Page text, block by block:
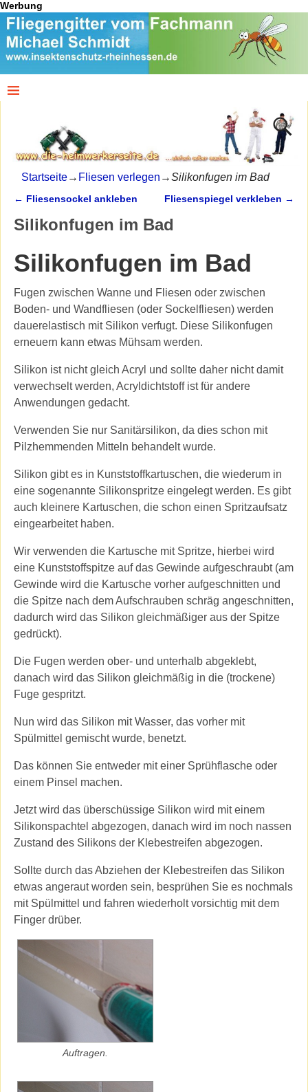
Werbung
Startseite→ Fliesen verlegen →Silikonfugen im Bad
← Fliesensockel ankleben Fliesenspiegel verkleben →
Silikonfugen im Bad
Silikonfugen im Bad
Fugen zwischen Wanne und Fliesen oder zwischen
Boden- und Wandfliesen (oder Sockelfliesen) werden
dauerelastisch mit Silikon verfugt. Diese Silikonfugen
erneuern kann etwas Mühsam werden.
Silikon ist nicht gleich Acryl und sollte daher nicht damit
verwechselt werden, Acryldichtstoff ist für andere
Anwendungen gedacht.
Verwenden Sie nur Sanitärsilikon, da dies schon mit
Pilzhemmenden Mitteln behandelt wurde.
Silikon gibt es in Kunststoffkartuschen, die wiederum in
eine sogenannte Silikonspritze eingelegt werden. Es gibt
auch kleinere Kartuschen, die schon einen Spritzaufsatz
eingearbeitet haben.
Wir verwenden die Kartusche mit Spritze, hierbei wird
eine Kunststoffspitze auf das Gewinde aufgeschraubt (am
Gewinde wird die Kartusche vorher aufgeschnitten und
die Spitze nach dem Aufschrauben schräg angeschnitten,
dadurch wird das Silikon gleichmäßiger aus der Spitze
gedrückt).
Die Fugen werden ober- und unterhalb abgeklebt,
danach wird das Silikon gleichmäßig in die (trockene)
Fuge gespritzt.
Nun wird das Silikon mit Wasser, das vorher mit
Spülmittel gemischt wurde, benetzt.
Das können Sie entweder mit einer Sprühflasche oder
einem Pinsel machen.
Jetzt wird das überschüssige Silikon wird mit einem
Silikonspachtel abgezogen, danach wird im noch nassen
Zustand des Silikons der Klebestreifen abgezogen.
Sollte durch das Abziehen der Klebestreifen das Silikon
etwas angeraut worden sein, besprühen Sie es nochmals
mit Spülmittel und fahren wiederholt vorsichtig mit dem
Finger drüber.
Auftragen.